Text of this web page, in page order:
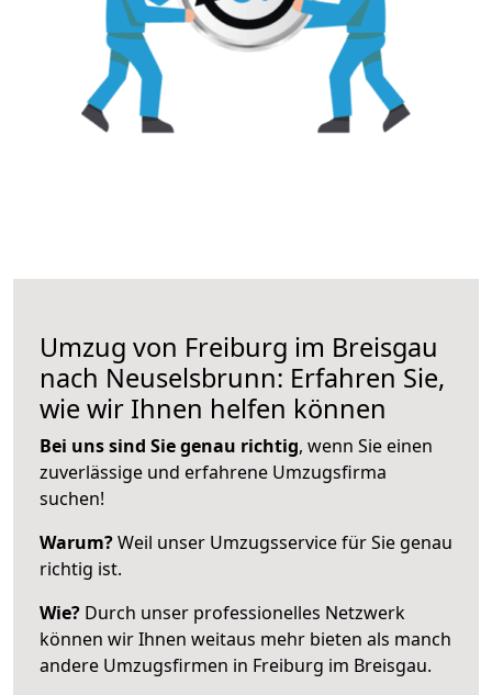
Umzug von Freiburg im Breisgau
nach Neuselsbrunn: Erfahren Sie,
wie wir Ihnen helfen können
Bei uns sind Sie genau richtig, wenn Sie einen
zuverlässige und erfahrene Umzugsfirma
suchen!
Warum?Weil unser Umzugsservice für Sie genau
richtig ist.
Wie? Durch unser professionelles Netzwerk
können wir Ihnen weitaus mehr bieten als manch
andere Umzugsfirmen in Freiburg im Breisgau.